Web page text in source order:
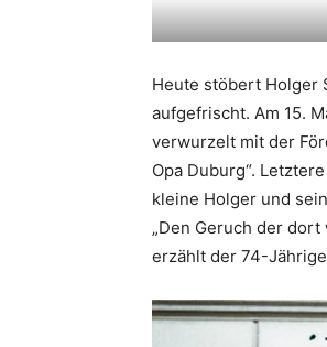
Heute stöbert Holger
aufgefrischt. Am 15.
verwurzelt mit der
Opa Duburg“.
kleine Holger und
„Den Geruch der
erzählt der 74-